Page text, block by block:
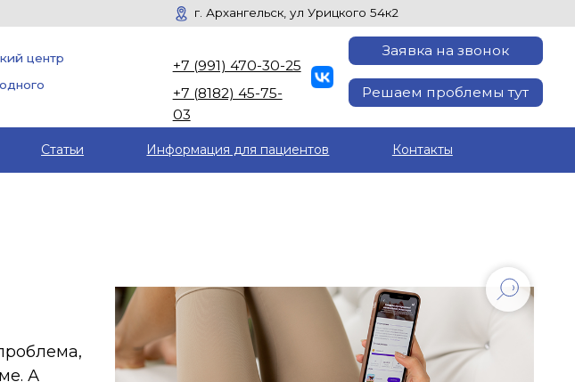
Заявка на звонок
Решаем проблемы тут
г. Архангельск, ул Урицкого 54к2
+7 (991) 470-30-25
Статьи Информация для пациентов Контакты